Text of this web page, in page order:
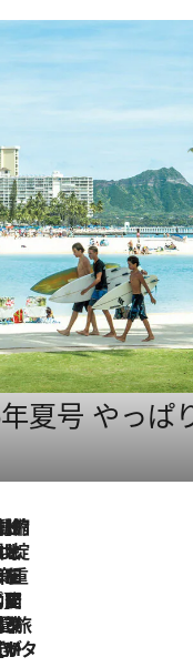
夏号 やっぱ
”とは
イズジップ】